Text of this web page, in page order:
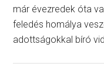
már évezredek óta
feledés homálya
adottságokkal bíró